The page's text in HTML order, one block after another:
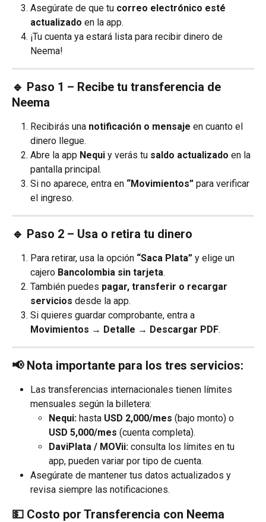
Asegúrate de que tu correo electrónico esté
actualizado en la app.
¡Tu cuenta ya estará lista para recibir dinero de
Neema!
🔹 Paso 1 – Recibe tu transferencia de
Neema
Recibirás una notificación o mensaje en cuanto el
dinero llegue.
Abre la app Nequi y verás tu saldo actualizado en la
pantalla principal.
Si no aparece, entra en “Movimientos” para verificar
el ingreso.
🔹 Paso 2 – Usa o retira tu dinero
Para retirar, usa la opción “Saca Plata” y elige un
cajero Bancolombia sin tarjeta.
También puedes pagar, transferir o recargar
servicios desde la app.
Si quieres guardar comprobante, entra a
Movimientos → Detalle → Descargar PDF.
📢 Nota importante para los tres servicios:
Las transferencias internacionales tienen límites
mensuales según la billetera:
Nequi: hasta USD 2,000/mes (bajo monto) o
USD 5,000/mes (cuenta completa).
DaviPlata / MOVii: consulta los límites en tu
app, pueden variar por tipo de cuenta.
Asegúrate de mantener tus datos actualizados y
revisa siempre las notificaciones.
💵 Costo por Transferencia con Neema